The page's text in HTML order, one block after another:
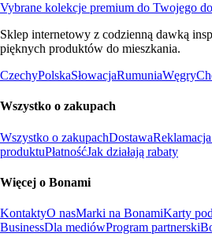
Vybrane kolekcje premium do Twojego
Sklep internetowy z codzienną dawką
pięknych produktów do mieszkania.
CzechyPolskaSłowacjaRumuniaWęgry
Wszystko o zakupach
Wszystko o zakupachDostawa
produktuPłatnośćJak działają rabaty
Więcej o Bonami
KontaktyO nasMarki na BonamiKarty
BusinessDla mediówProgram partnerski